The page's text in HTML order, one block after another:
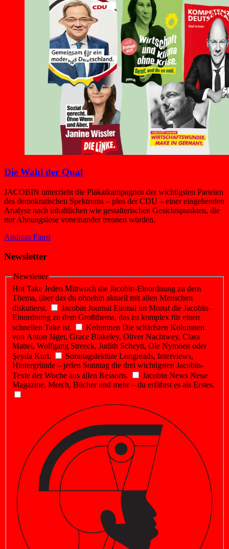
Die Wahl der Qual
JACOBIN unterzieht die Plakatkampagnen der wichtigsten Parteien
des demokratischen Spektrums – plus der CDU – einer eingehenden
Analyse nach inhaltlichen wie gestalterischen Gesichtspunkten, die
nur Ahnungslose voneinander trennen würden.
Andreas Faust
Newsletter
Newsletter
Hot Take Jeden Mittwoch die Jacobin-Einordnung zu dem
Thema, über das du ohnehin aktuell mit allen Menschen
diskutierst.
Jacobin Journal Einmal im Monat die Jacobin-
Einordnung zu dem Großthema, das zu komplex für einen
schnellen Take ist.
Kolumnen Die schärfsten Kolumnen
von Anton Jäger, Grace Blakeley, Oliver Nachtwey, Clara
Mattei, Wolfgang Streeck, Judith Scheytt, Ole Nymoen oder
Şeyda Kurt.
Sonntagslektüre Longreads, Interviews,
Hintergründe – jeden Sonntag die drei wichtigsten Jacobin-
Texte der Woche aus allen Ressorts.
Jacobin News Neue
Magazine, Merch, Bücher und mehr – du erfährst es als Erstes.